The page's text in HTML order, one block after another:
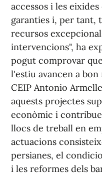
accessos i les
garanties i, per tant,
recursos
intervencions", ha
pogut comprovar
l'estiu avancen a
CEIP Antonio
aquests projectes
econòmic i
llocs de treball en
actuacions
persianes, el
i les reformes dels